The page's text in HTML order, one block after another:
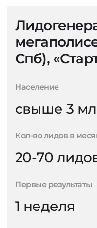
Спб),
Население
свыше 3
Кол-во лидов в
20-70
Первые результаты
1 неделя